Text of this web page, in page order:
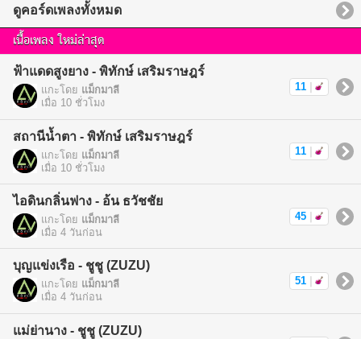
ดูคอร์ดเพลงทั้งหมด
เนื้อเพลง ใหม่ล่าสุด
ฟ้าแดดสูงยาง - พิทักษ์ เสริมราษฎร์
แกะโดย แม็กมาลี
เมื่อ 10 ชั่วโมง
11
สถานีน้ำตา - พิทักษ์ เสริมราษฎร์
แกะโดย แม็กมาลี
เมื่อ 10 ชั่วโมง
11
ไอดินกลิ่นฟาง - อ้น ธวัชชัย
แกะโดย แม็กมาลี
เมื่อ 4 วันก่อน
45
บุญแข่งเรือ - ชูชู (ZUZU)
แกะโดย แม็กมาลี
เมื่อ 4 วันก่อน
51
แม่ย่านาง - ชูชู (ZUZU)